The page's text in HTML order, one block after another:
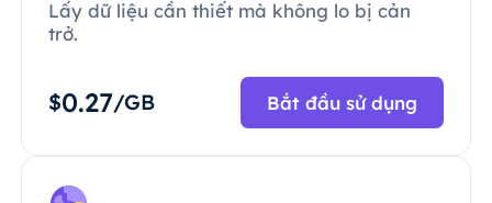
Lấy dữ liệu cần thiết mà không lo bị cản
trở.
$0.27/GB Bắt đầu sử dụng